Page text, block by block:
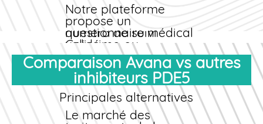
Dès l'envoi de votre
colis, vous recevez un
numéro de suivi
Colissimo ou
Chronopost vous
permettant de
localiser votre
commande en temps
réel jusqu'à la
réception à votre
Notre plateforme
propose un
questionnaire médical
validé
scientifiquement,
analysé par un
médecin partenaire
agréé. Si votre profil le
permet, une
ordonnance
Comparaison Avana vs autres
inhibiteurs PDE5
Principales alternatives
Le marché des